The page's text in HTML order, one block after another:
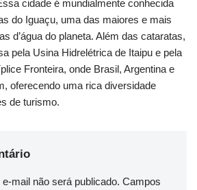
cidade é mundialmente conhecida
do Iguaçu, uma das maiores e mais
d’água do planeta. Além das cataratas,
pela Usina Hidrelétrica de Itaipu e pela
Fronteira, onde Brasil, Argentina e
oferecendo uma rica diversidade
de turismo.
mail não será publicado. Campos